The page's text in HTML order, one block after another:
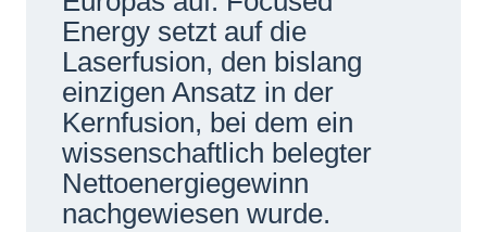
Energy setzt auf die
Laserfusion, den bislang
einzigen Ansatz in der
Kernfusion, bei dem ein
wissenschaftlich belegter
Nettoenergiegewinn
nachgewiesen wurde.